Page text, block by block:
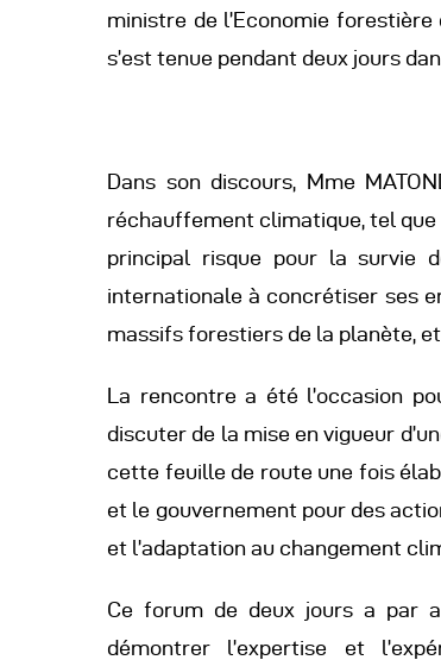
ministre de l’Economie
s’est tenue pendant deux jours
Dans son discours, Mme
réchauffement climatique, tel que
principal risque pour la survie
internationale à concrétiser ses
massifs forestiers de la planète,
La rencontre a été l’occasion
discuter de la mise en vigueur
cette feuille de route une fois
et le gouvernement pour des
et l’adaptation au changement
Ce forum de deux jours a par
démontrer l’expertise et